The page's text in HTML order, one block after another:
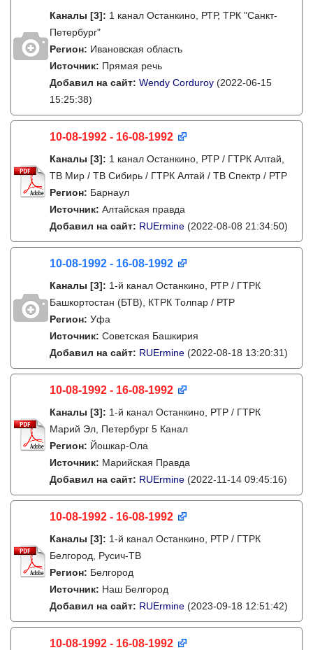
Каналы [3]: 1 канал Останкино, РТР, ТРК "Санкт-
Петербург"
Регион: Ивановская область
Источник: Прямая речь
Добавил на сайт: Wendy Corduroy (2022-06-15
15:25:38)
10-08-1992 - 16-08-1992
Каналы [3]: 1 канал Останкино, РТР / ГТРК Алтай,
ТВ Мир / ТВ Сибирь / ГТРК Алтай / ТВ Спектр / РТР
Регион: Барнаул
Источник: Алтайская правда
Добавил на сайт: RUErmine (2022-08-08 21:34:50)
10-08-1992 - 16-08-1992
Каналы [3]: 1-й канал Останкино, РТР / ГТРК
Башкортостан (БТВ), КТРК Толпар / РТР
Регион: Уфа
Источник: Советская Башкирия
Добавил на сайт: RUErmine (2022-08-18 13:20:31)
10-08-1992 - 16-08-1992
Каналы [3]: 1-й канал Останкино, РТР / ГТРК
Марий Эл, Петербург 5 Канал
Регион: Йошкар-Ола
Источник: Марийская Правда
Добавил на сайт: RUErmine (2022-11-14 09:45:16)
10-08-1992 - 16-08-1992
Каналы [3]: 1-й канал Останкино, РТР / ГТРК
Белгород, Русич-ТВ
Регион: Белгород
Источник: Наш Белгород
Добавил на сайт: RUErmine (2023-09-18 12:51:42)
10-08-1992 - 16-08-1992